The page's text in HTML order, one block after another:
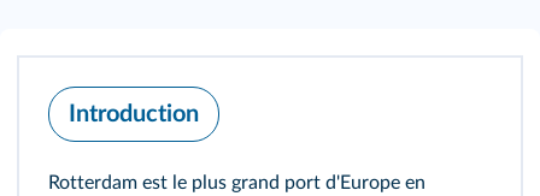
Introduction
Rotterdam est le plus grand port d'Europe en